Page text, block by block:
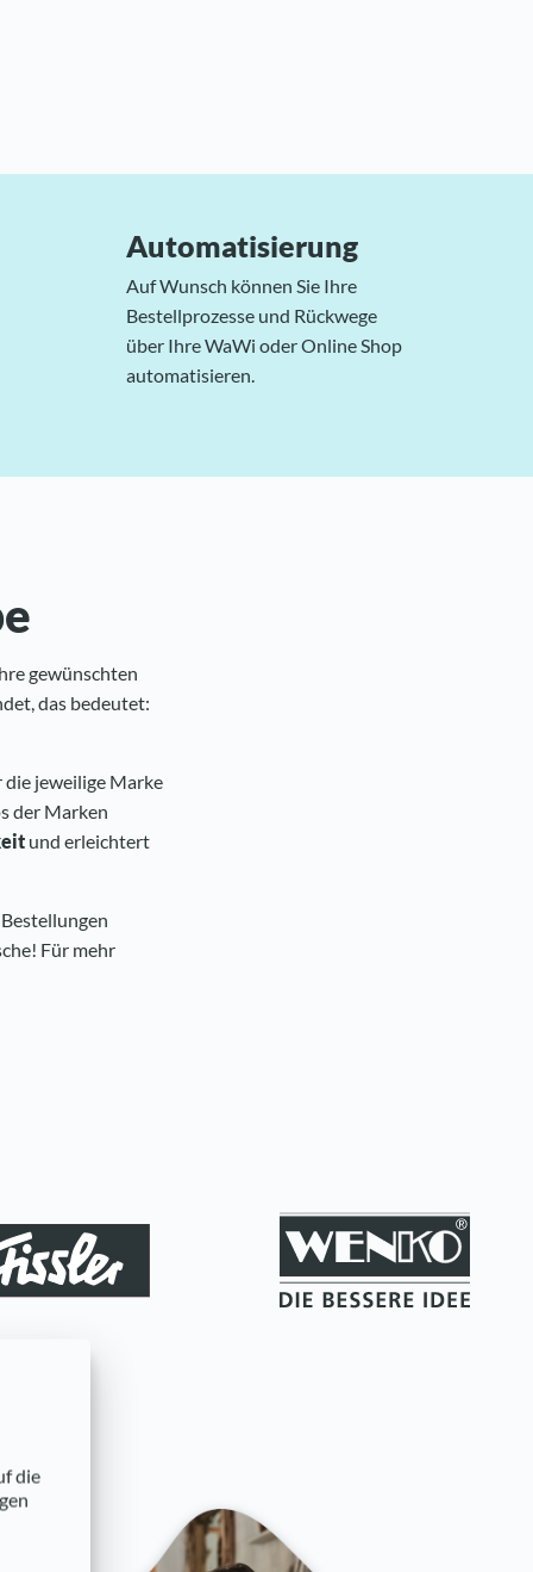
Automatisierung
Auf Wunsch können Sie Ihre
Bestellprozesse und Rückwege
über Ihre WaWi oder Online Shop
automatisieren.
gewünschten
das bedeutet:
jeweilige Marke
der Marken
und erleichtert
Für mehr
die